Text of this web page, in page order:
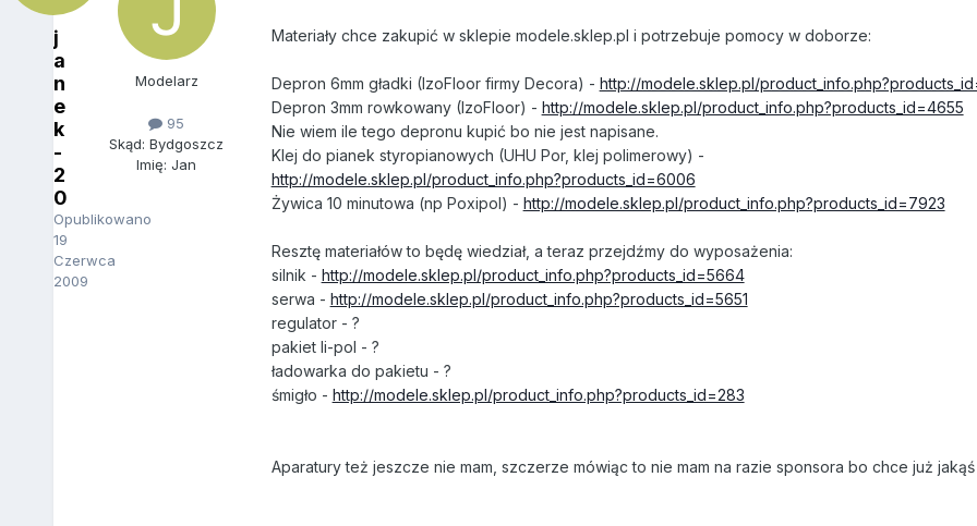
j
a
n
e
k
-
2
0
Opublikowano
19
Czerwca
2009
Modelarz
95
Skąd: Bydgoszcz
Imię: Jan
Materiały chce zakupić w sklepie modele.sklep.pl i potrzebuje pomocy w doborze:
Depron 6mm gładki (IzoFloor firmy Decora) - http://modele.sklep.pl/
Depron 3mm rowkowany (IzoFloor) - http://modele.sklep.pl/product_info.php?products_id=4655
Nie wiem ile tego depronu kupić bo nie jest napisane.
Klej do pianek styropianowych (UHU Por, klej polimerowy) -
http://modele.sklep.pl/product_info.php?products_id=6006
Żywica 10 minutowa (np Poxipol) - http://modele.sklep.pl/product_info.php?products_id=7923
Resztę materiałów to będę wiedział, a teraz przejdźmy do wyposażenia:
silnik - http://modele.sklep.pl/product_info.php?products_id=5664
serwa - http://modele.sklep.pl/product_info.php?products_id=5651
regulator - ?
pakiet li-pol - ?
ładowarka do pakietu - ?
śmigło - http://modele.sklep.pl/product_info.php?products_id=283
Aparatury też jeszcze nie mam, szczerze mówiąc to nie mam na razie sponsora bo chce już